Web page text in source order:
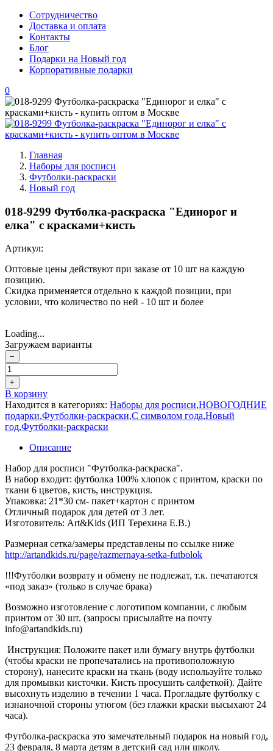
Сотрудничество
Доставка и оплата
Контакты
Блог
Подарки на Новый год
Корпоративные подарки
0
Главная
Наборы для росписи
Футболки-раскраски
Новый год
018-9299 Футболка-раскраска "Единорог и
елка" с красками+кисть
Артикул:
Оптовые цены действуют при заказе от 10 шт на каждую
позицию.
Скидка применяется отдельно к каждой позиции, при
условии, что количество по ней - 10 шт и более
Loading...
Загружаем варианты
−
+
В корзину
Находится в категориях: Наборы для росписи,НОВОГОДНИЕ
подарки,Футболки-раскраски,С символом года,Новый
год,Футболки-раскраски
Описание
Набор для росписи "Футболка-раскраска".
В набор входит: футболка 100% хлопок с принтом, краски по
ткани 6 цветов, кисть, инструкция.
Упаковка: 21*30 см- пакет+картон с принтом
Отличный подарок для детей от 3 лет.
Изготовитель: Art&Kids (ИП Терехина Е.В.)
Размерная сетка/замеры представлены по ссылке ниже
http://artandkids.ru/page/razmernaya-setka-futbolok
!!!Футболки возврату и обмену не подлежат, т.к. печатаются
«под заказ» (только в случае брака)
Возможно изготовление с логотипом компании, с любым
принтом от 30 шт. (запросы присылайте на почту
info@artandkids.ru)
Инструкция: Положите пакет или бумагу внутрь футболки
(чтобы краски не пропечатались на противоположную
сторону), нанесите краски на ткань (воду используйте только
для промывки кисточки. Кисть просушить салфеткой). Дайте
высохнуть изделию в течении 1 часа. Прогладьте футболку с
изнаночной стороны утюгом (без глажки краски высыхают 24
часа).
Футболка-раскраска это замечательный подарок на новый год,
23 февраля, 8 марта детям в детский сад или школу.